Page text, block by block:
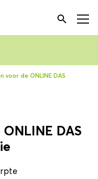
Zoek
naar:

voor de ONLINE DAS
DAS